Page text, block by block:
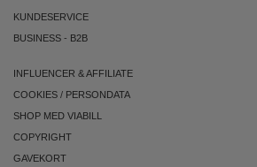
KUNDESERVICE
BUSINESS - B2B
INFLUENCER & AFFILIATE
COOKIES / PERSONDATA
SHOP MED VIABILL
COPYRIGHT
GAVEKORT